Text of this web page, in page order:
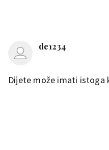
de1234
Dijete može imati istoga